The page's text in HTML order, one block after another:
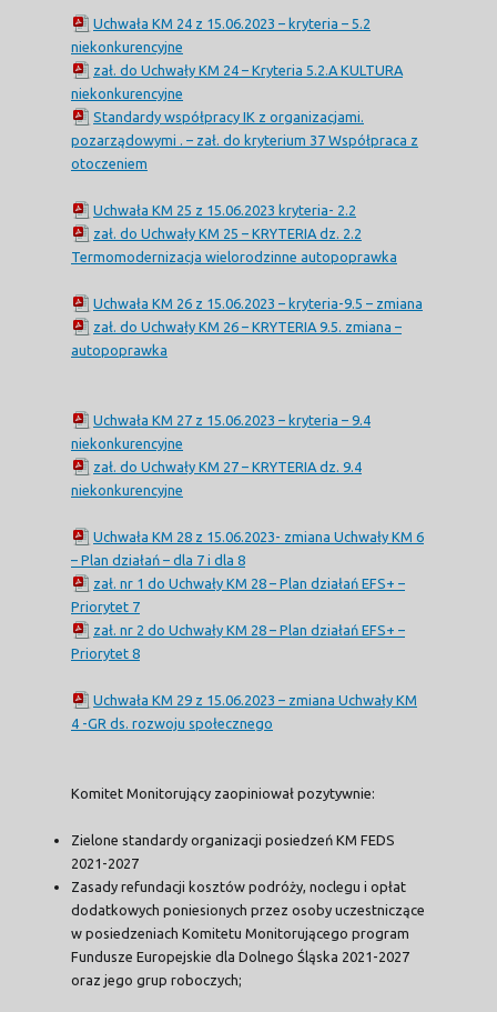
Uchwała KM 24 z 15.06.2023 – kryteria – 5.2
niekonkurencyjne
zał. do Uchwały KM 24 – Kryteria 5.2.A KULTURA
niekonkurencyjne
Standardy współpracy IK z organizacjami.
pozarządowymi . – zał. do kryterium 37 Współpraca z
otoczeniem
Uchwała KM 25 z 15.06.2023 kryteria- 2.2
zał. do Uchwały KM 25 – KRYTERIA dz. 2.2
Termomodernizacja wielorodzinne autopoprawka
Uchwała KM 26 z 15.06.2023 – kryteria-9.5 – zmiana
zał. do Uchwały KM 26 – KRYTERIA 9.5. zmiana –
autopoprawka
Uchwała KM 27 z 15.06.2023 – kryteria – 9.4
niekonkurencyjne
zał. do Uchwały KM 27 – KRYTERIA dz. 9.4
niekonkurencyjne
Uchwała KM 28 z 15.06.2023- zmiana Uchwały KM 6
– Plan działań – dla 7 i dla 8
zał. nr 1 do Uchwały KM 28 – Plan działań EFS+ –
Priorytet 7
zał. nr 2 do Uchwały KM 28 – Plan działań EFS+ –
Priorytet 8
Uchwała KM 29 z 15.06.2023 – zmiana Uchwały KM
4 -GR ds. rozwoju społecznego
Komitet Monitorujący zaopiniował pozytywnie:
Zielone standardy organizacji posiedzeń KM FEDS
2021-2027
Zasady refundacji kosztów podróży, noclegu i opłat
dodatkowych poniesionych przez osoby uczestniczące
w posiedzeniach Komitetu Monitorującego program
Fundusze Europejskie dla Dolnego Śląska 2021-2027
oraz jego grup roboczych;